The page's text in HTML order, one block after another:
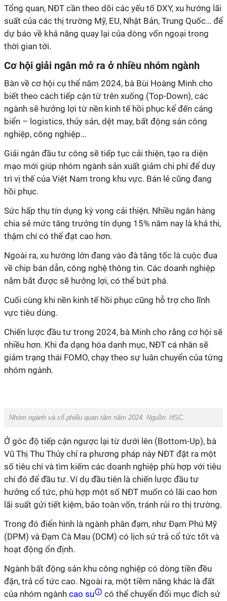
Tổng quan, NĐT cần theo dõi các yếu tố DXY, xu hướng lãi
suất của các thị trường Mỹ, EU, Nhật Bản, Trung Quốc… để
dự báo về khả năng quay lại của dòng vốn ngoại trong
thời gian tới.
Cơ hội giải ngân mở ra ở nhiều nhóm ngành
Bàn về cơ hội cụ thể năm 2024, bà Bùi Hoàng Minh cho
biết theo cách tiếp cận từ trên xuống (Top-Down), các
ngành sẽ hưởng lợi từ nền kinh tế hồi phục kể đến cảng
biển – logistics, thủy sản, dệt may, bất động sản công
nghiệp, công nghiệp…
Giải ngân đầu tư công sẽ tiếp tục cải thiện, tạo ra diện
mạo mới giúp nhóm ngành sản xuất giảm chi phí để duy
trì vị thế của Việt Nam trong khu vực. Bán lẻ cũng đang
hồi phục.
Sức hấp thụ tín dụng kỳ vọng cải thiện. Nhiều ngân hàng
chia sẻ mức tăng trưởng tín dụng 15% năm nay là khả thi,
thậm chí có thể đạt cao hơn.
Ngoài ra, xu hướng lớn đang vào đà tăng tốc là cuộc đua
về chip bán dẫn, công nghệ thông tin. Các doanh nghiệp
nắm bắt được sẽ hưởng lợi, có thể bứt phá.
Cuối cùng khi nền kinh tế hồi phục cũng hỗ trợ cho lĩnh
vực tiêu dùng.
Chiến lược đầu tư trong 2024, bà Minh cho rằng cơ hội sẽ
nhiều hơn. Khi đa dạng hóa danh mục, NĐT cá nhân sẽ
giảm trạng thái FOMO, chạy theo sự luân chuyển của từng
nhóm ngành.
Nhóm ngành và cổ phiếu quan tâm năm 2024. Nguồn: HSC.
Ở góc độ tiếp cận ngược lại từ dưới lên (Bottom-Up), bà
Vũ Thị Thu Thủy chỉ ra phương pháp này NĐT đặt ra một
số tiêu chí và tìm kiếm các doanh nghiệp phù hợp với tiêu
chí đó để đầu tư. Ví dụ đầu tiên là chiến lược đầu tư
hưởng cổ tức, phù hợp một số NĐT muốn có lãi cao hơn
lãi suất gửi tiết kiệm, bảo toàn vốn, tránh rủi ro thị trường.
Trong đó điển hình là ngành phân đạm, như Đạm Phú Mỹ
(DPM) và Đạm Cà Mau (DCM) có lịch sử trả cổ tức tốt và
hoạt động ổn định.
Ngành bất động sản khu công nghiệp có dòng tiền đều
đặn, trả cổ tức cao. Ngoài ra, một tiềm năng khác là đất
của nhóm ngành cao su
có thể chuyển đổi mục đích sử